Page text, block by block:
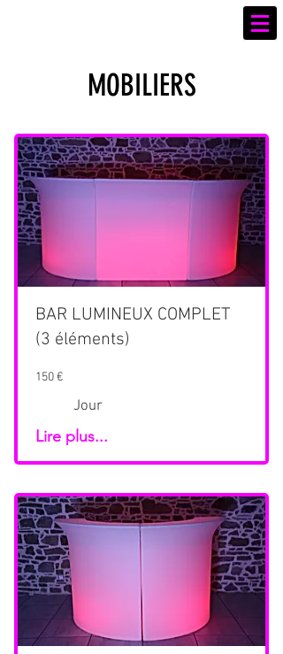
MOBILIERS
BAR LUMINEUX COMPLET
(3 éléments)
150 €
Jour
Lire plus...